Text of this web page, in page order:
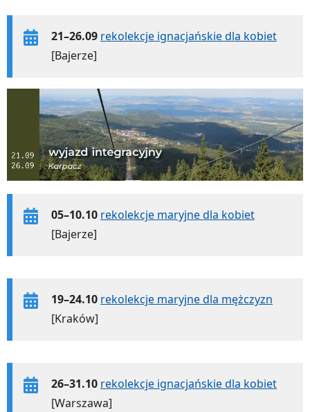
21–26.09 rekolekcje ignacjańskie dla kobiet
[Bajerze]
05–10.10 rekolekcje maryjne dla kobiet
[Bajerze]
19–24.10 rekolekcje maryjne dla mężczyzn
[Kraków]
26–31.10 rekolekcje ignacjańskie dla kobiet
[Warszawa]